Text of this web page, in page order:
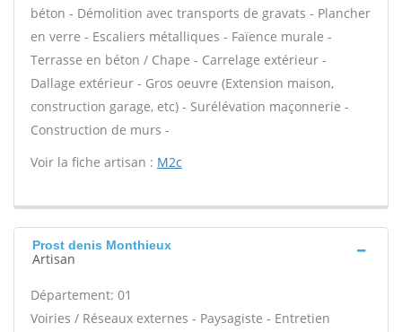
béton - Démolition avec transports de gravats - Plancher
en verre - Escaliers métalliques - Faïence murale -
Terrasse en béton / Chape - Carrelage extérieur -
Dallage extérieur - Gros oeuvre (Extension maison,
construction garage, etc) - Surélévation maçonnerie -
Construction de murs -
Voir la fiche artisan : M2c
Prost denis Monthieux
Artisan
Département: 01
Voiries / Réseaux externes - Paysagiste - Entretien